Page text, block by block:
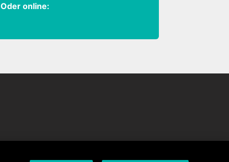
Oder online: